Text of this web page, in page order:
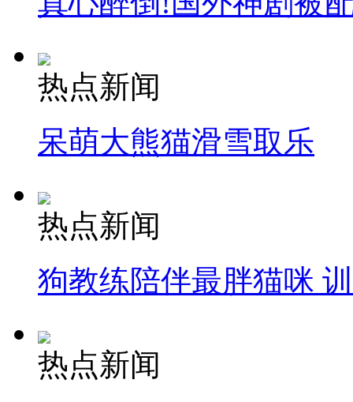
热点新闻
呆萌大熊猫滑雪取乐
热点新闻
狗教练陪伴最胖猫咪
热点新闻